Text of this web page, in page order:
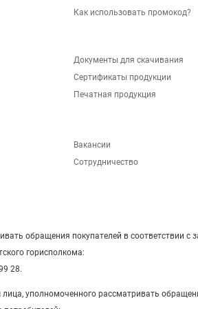
Как использовать промокод?
Документы для скачивания
Сертификаты продукции
Печатная продукция
Вакансии
Сотрудничество
обращения покупателей в соответствии
горисполкома:
28.
уполномоченного рассматривать